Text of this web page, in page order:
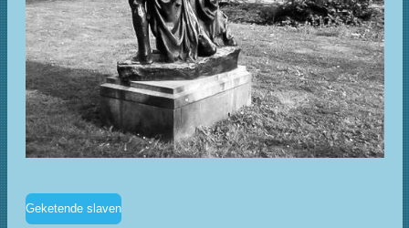
Geketende slaven